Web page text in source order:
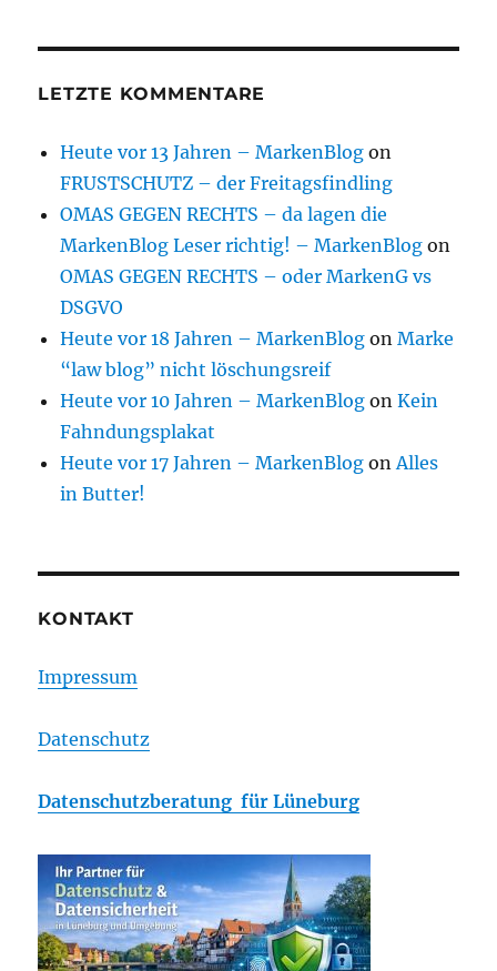
LETZTE KOMMENTARE
Heute vor 13 Jahren – MarkenBlog on
FRUSTSCHUTZ – der Freitagsfindling
OMAS GEGEN RECHTS – da lagen die
MarkenBlog Leser richtig! – MarkenBlog on
OMAS GEGEN RECHTS – oder MarkenG vs
DSGVO
Heute vor 18 Jahren – MarkenBlog onMarke
“law blog” nicht löschungsreif
Heute vor 10 Jahren – MarkenBlog onKein
Fahndungsplakat
Heute vor 17 Jahren – MarkenBlog onAlles
in Butter!
KONTAKT
Impressum
Datenschutz
Datenschutzberatung für Lüneburg